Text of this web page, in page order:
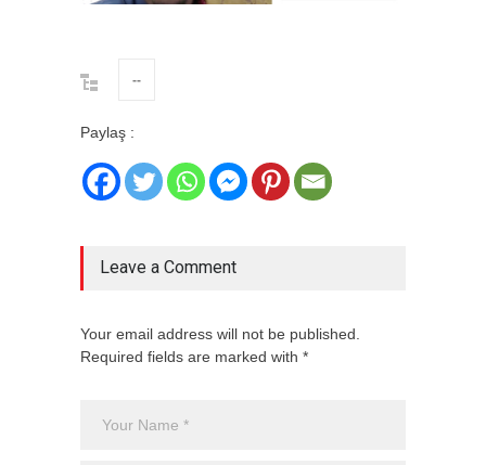
--
Paylaş :
Leave a Comment
Your email address will not be published.
Required fields are marked with *